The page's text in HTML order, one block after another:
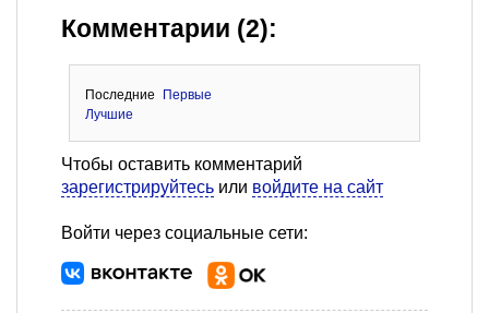
Комментарии (2):
Последние
Первые
Лучшие
Чтобы оставить комментарий
зарегистрируйтесь или войдите на сайт
Войти через социальные сети: